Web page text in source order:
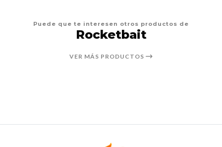
Puede que te interesen otros productos de
Rocketbait
VER MÁS PRODUCTOS